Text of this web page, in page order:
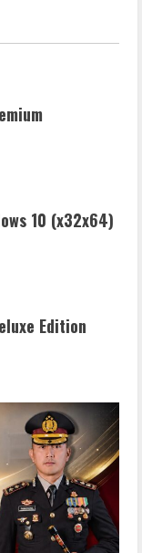
10 (x32x64)
Edition